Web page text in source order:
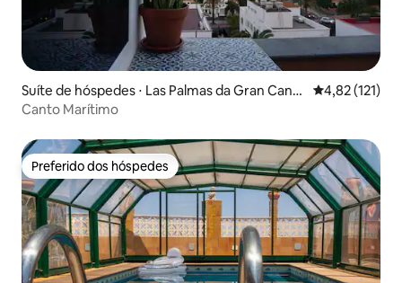
Suíte de hóspedes ⋅ Las Palmas da Gran Canár
ia
4,82 de uma
4,82 (121)
Canto Marítimo
Preferido dos hóspedes
Preferido dos hóspedes